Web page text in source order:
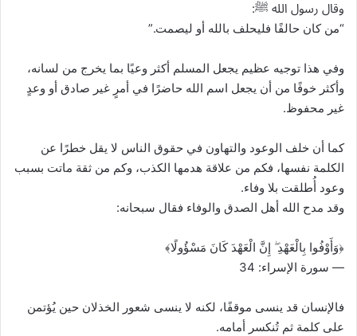
وقال رسول الله ﷺ:
“من كان حالفًا فليحلف بالله أو ليصمت.”
وفي هذا توجيه عظيم يجعل المسلم أكثر وعيًا بما يخرج من لسانه،
وأكثر خوفًا من أن يجعل اسم الله حاضرًا في أمرٍ غير صادق أو وعدٍ
غير محفوظ.
كما أن خلف الوعود والتهاون في حقوق الناس لا يقل خطرًا عن
الكلمة نفسها، فكم من علاقة هدمها الكذب، وكم من ثقة ماتت بسبب
وعود أُطلقت بلا وفاء.
وقد مدح الله أهل الصدق والوفاء فقال سبحانه:
﴿وَأَوْفُوا بِالْعَهْدِ ۖ إِنَّ الْعَهْدَ كَانَ مَسْؤُولًا﴾
— سورة الإسراء: 34
فالإنسان قد ينسى موقفًا، لكنه لا ينسى شعور الخذلان حين يُؤتمن
على كلمة ثم تُنكسر أمامه.